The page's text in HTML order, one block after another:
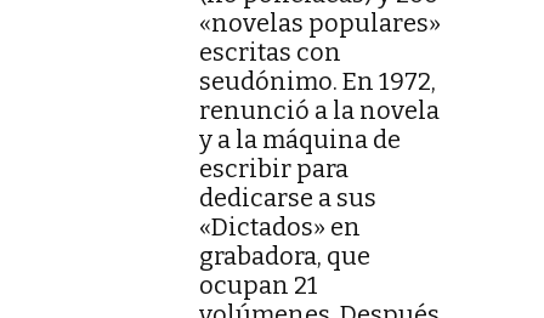
«novelas populares»
escritas con
seudónimo. En 1972,
renunció a la novela
y a la máquina de
escribir para
dedicarse a sus
«Dictados» en
grabadora, que
ocupan 21